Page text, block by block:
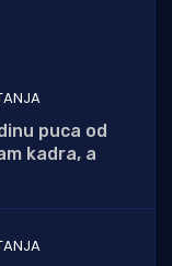
puca od
kadra, a